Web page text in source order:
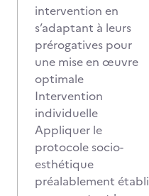
intervention en
s’adaptant à leurs
prérogatives pour
une mise en œuvre
optimale
Intervention
individuelle
Appliquer le
protocole socio-
esthétique
préalablement établi